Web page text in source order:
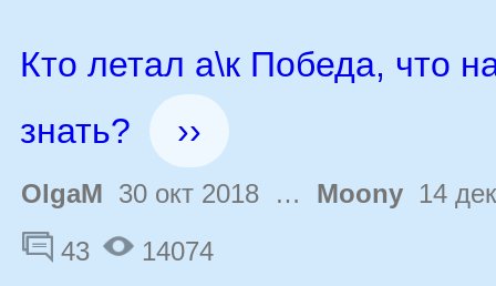
Кто летал а\к Победа, что
знать?
››
OlgaM 30 окт 2018 … Moony 14
43
14074